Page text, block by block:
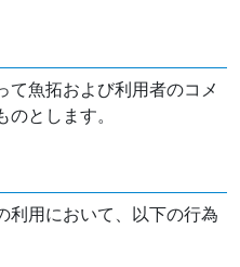
て魚拓および利用者のコメ
とします。
利用において、以下の行為